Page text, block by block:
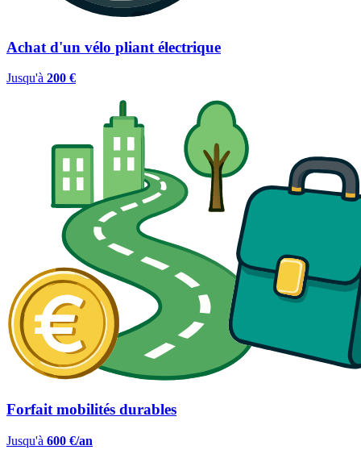
Achat d'un vélo pliant électrique
Jusqu'à 200 €
Forfait mobilités durables
Jusqu'à 600 €/an